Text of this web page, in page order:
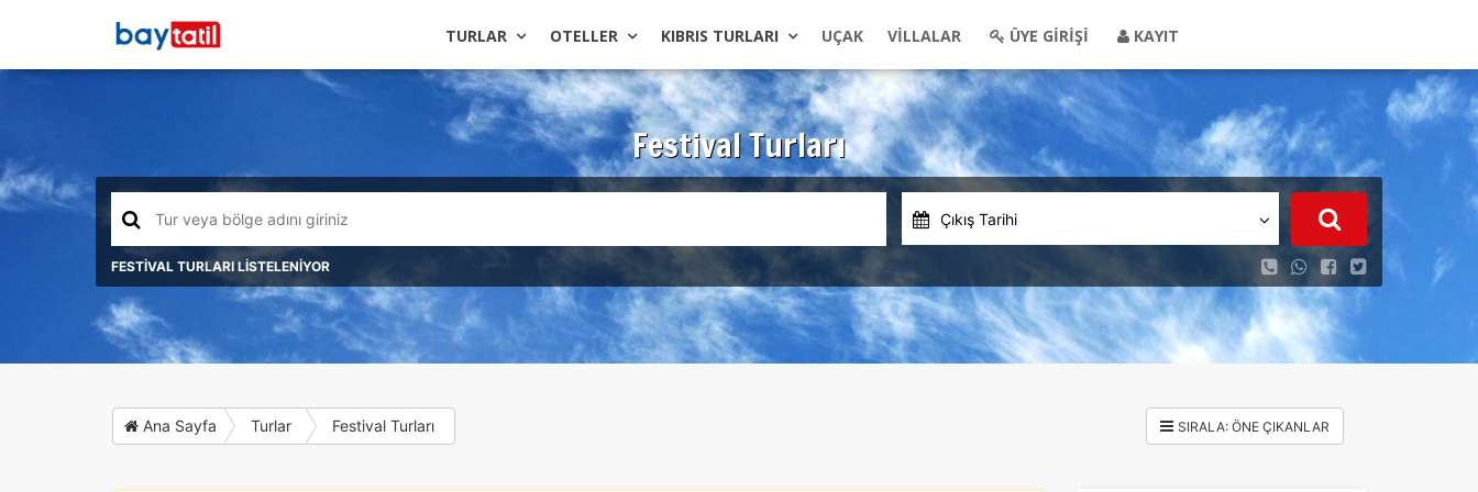
TURLAR OTELLER KIBRIS TURLARI UÇAK VILLALAR ÜYE GİRİŞİ KAYIT
Festival Turları
Çıkış Tarihi
FESTİVAL TURLARI LİSTELENİYOR
Ana Sayfa Turlar Festival Turları